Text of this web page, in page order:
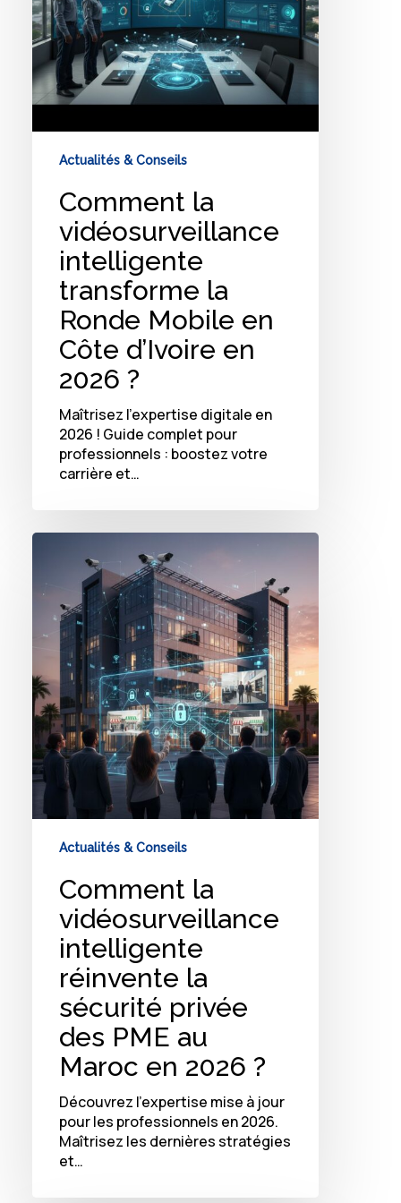
en
Côte
d’Ivoire
en
2026
?
Actualités & Conseils
Comment la
vidéosurveillance
intelligente
transforme la
Ronde Mobile en
Côte d’Ivoire en
2026 ?
Maîtrisez l'expertise digitale en
2026 ! Guide complet pour
professionnels : boostez votre
carrière et…
Comment
vidéosurveillance
intelligente
réinvente
sécurité
privée
des
PME
au
Maroc
en
2026
?
Actualités & Conseils
Comment la
vidéosurveillance
intelligente
réinvente la
sécurité privée
des PME au
Maroc en 2026 ?
Découvrez l'expertise mise à jour
pour les professionnels en 2026.
Maîtrisez les dernières stratégies
et…